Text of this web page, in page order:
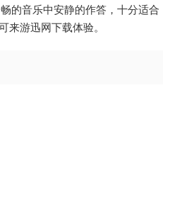
的音乐中安静的作答，十分适合
来游迅网下载体验。